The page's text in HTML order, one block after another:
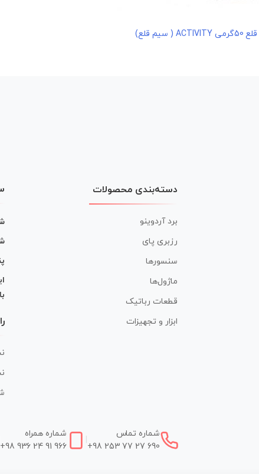
قلع 50گرمی ACTIVITY ( سیم قلع)
دسته‌بندی محصولات
برد آردوینو
رزبری پای
سنسورها
ماژول‌ها
قطعات رباتیک
ابزار و تجهیزات
شماره تماس
+98 253 77 27 690
شماره همراه
+98 936 24 91 966